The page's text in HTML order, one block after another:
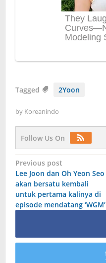
Tagged 2Yoon
by Koreanindo
Follow Us On
Post
navigation
Previous post
Lee Joon dan Oh Yeon Seo
akan bersatu kembali
untuk pertama kalinya di
episode mendatang ‘WGM’